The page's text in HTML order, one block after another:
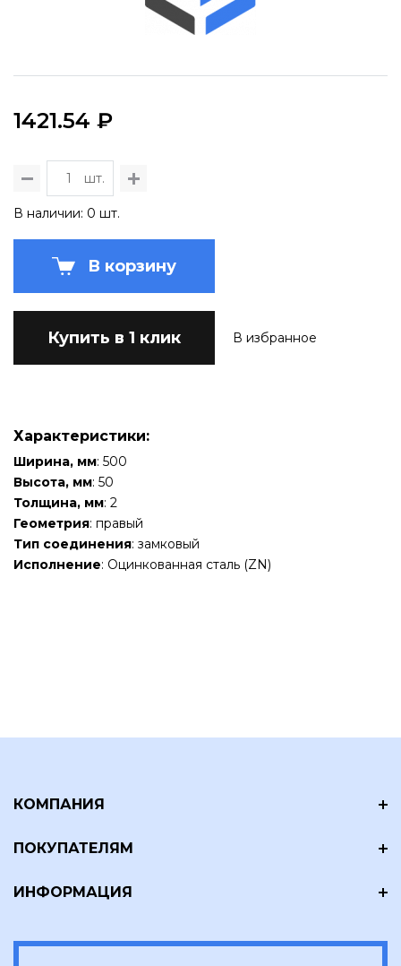
1421.54 ₽
шт.
В наличии: 0 шт.
В корзину
Купить в 1 клик В избранное
Характеристики:
Ширина, мм: 500
Высота, мм: 50
Толщина, мм: 2
Геометрия: правый
Тип соединения: замковый
Исполнение: Оцинкованная сталь (ZN)
КОМПАНИЯ
ПОКУПАТЕЛЯМ
ИНФОРМАЦИЯ